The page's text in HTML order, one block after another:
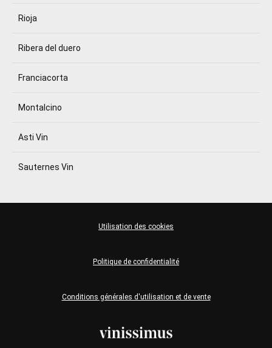
Rioja
Ribera del duero
Franciacorta
Montalcino
Asti Vin
Sauternes Vin
Conditions générales d'utilisation et de vente
Politique de confidentialité
Utilisation des cookies